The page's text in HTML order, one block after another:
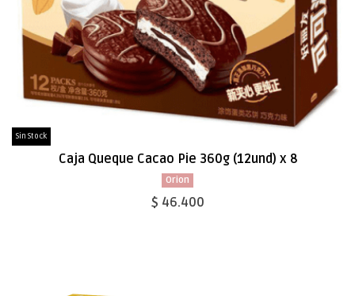
Sin Stock
Caja Queque Cacao Pie 360g (12und) x 8
Orion
$ 46.400